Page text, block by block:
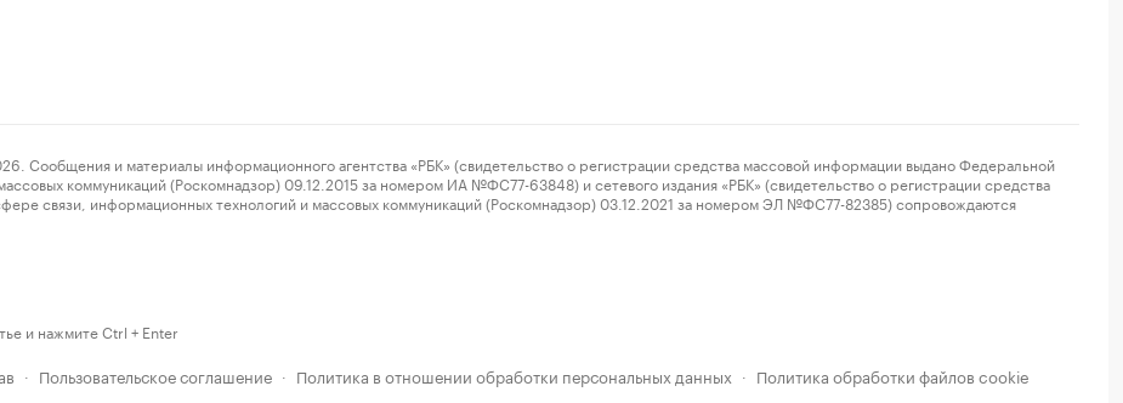
и материалы информационного агентства «РБК» (свидетельство о регистрации средства массовой информации выдано Федеральной
коммуникаций (Роскомнадзор) 09.12.2015 за номером ИА №ФС77-63848) и сетевого издания «РБК» (свидетельство о регистрации средства
связи, информационных технологий и массовых коммуникаций (Роскомнадзор) 03.12.2021 за номером ЭЛ №ФС77-82385) сопровождаются
и нажмите Ctrl + Enter
· Пользовательское соглашение · Политика в отношении обработки персональных данных · Политика обработки файлов cookie